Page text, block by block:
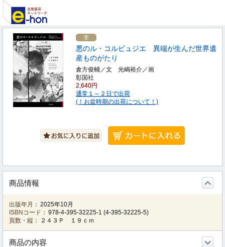
悪のル・コルビュジエ 異端が生んだ世界遺
産ものがたり
倉方俊輔／文 光嶋裕介／画
彰国社
2,640円
通常１～２日で出荷
(！お盆時期の出荷について！)
商品情報
出版年月： 2025年10月
ISBNコード： 978-4-395-32225-1 (4-395-32225-5)
頁数・縦：
２４３Ｐ １９ｃｍ
商品の内容